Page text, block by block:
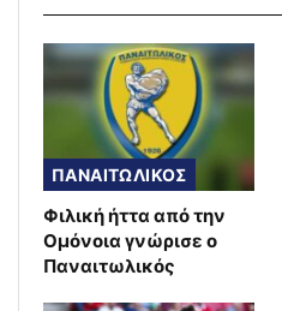
ΠΑΝΑΙΤΩΛΙΚΟΣ
Φιλική ήττα από την
Ομόνοια γνώρισε ο
Παναιτωλικός